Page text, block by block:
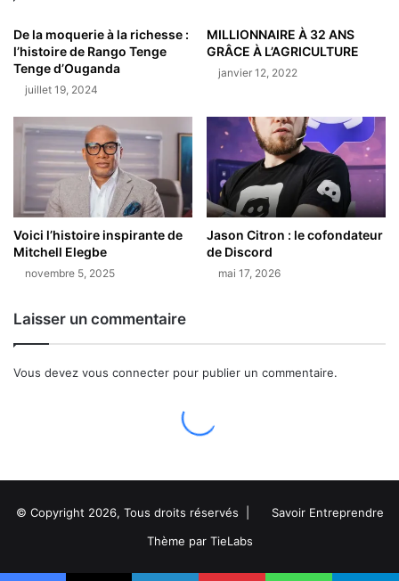
© Copyright 2026, Tous droits réservés |
Savoir Entreprendre
Thème par TieLabs